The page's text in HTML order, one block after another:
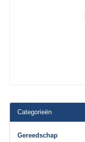
Categorieën
Gereedschap